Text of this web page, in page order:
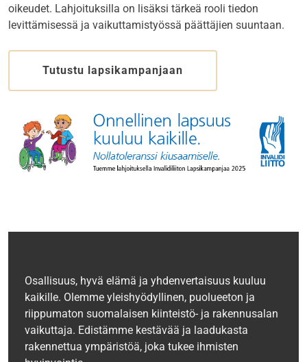
oikeudet. Lahjoituksilla on lisäksi tärkeä rooli tiedon
levittämisessä ja vaikuttamistyössä päättäjien suuntaan.
Tutustu lapsikampanjaan
Osallisuus, hyvä elämä ja yhdenvertaisuus kuuluu
kaikille. Olemme yleishyödyllinen, puolueeton ja
riippumaton suomalaisen kiinteistö- ja rakennusalan
vaikuttaja. Edistämme kestävää ja laadukasta
rakennettua ympäristöä, joka tukee ihmisten